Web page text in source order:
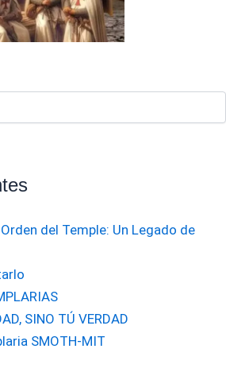
del Temple: Un Legado de
SINO TÚ VERDAD
SMOTH-MIT